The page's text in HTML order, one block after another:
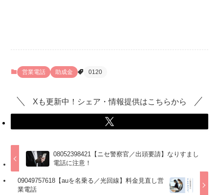
営業電話 助成金 0120
Xも更新中！シェア・情報提供はこちらから
08052398421【ニセ警察官／出頭要請】なりすまし
電話に注意！
09049757618【auを名乗る／光回線】料金見直し営
業電話